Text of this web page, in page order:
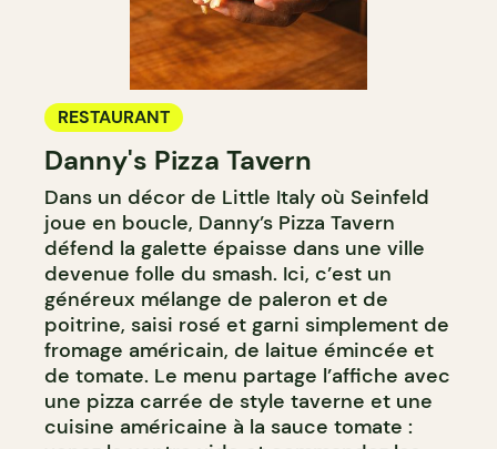
RESTAURANT
Danny's Pizza Tavern
Dans un décor de Little Italy où Seinfeld
joue en boucle, Danny’s Pizza Tavern
défend la galette épaisse dans une ville
devenue folle du smash. Ici, c’est un
généreux mélange de paleron et de
poitrine, saisi rosé et garni simplement de
fromage américain, de laitue émincée et
de tomate. Le menu partage l’affiche avec
une pizza carrée de style taverne et une
cuisine américaine à la sauce tomate :